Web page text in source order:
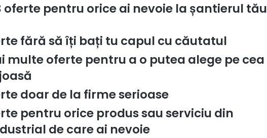
oferte pentru orice ai nevoie la șantierul tău
fără să îți bați tu capul cu căutatul
multe oferte pentru a o putea alege pe cea
doar de la firme serioase
pentru orice produs sau serviciu din
de care ai nevoie